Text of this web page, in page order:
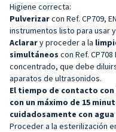
Higiene correcta:
Pulverizarcon Ref. CP709,
instrumentos listo para usar y
Aclarary proceder a la
simultáneos con Ref.
concentrado, que debe
aparatos de ultrasonidos.
El tiempo de contacto
con un máximo de 15
cuidadosamente con
Proceder a la esterilización